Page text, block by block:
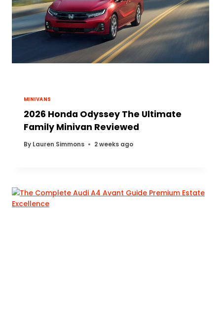
MINIVANS
2026 Honda Odyssey The Ultimate
Family Minivan Reviewed
By Lauren Simmons 2 weeks ago